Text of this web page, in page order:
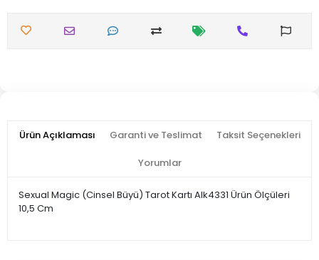
Ürün Açıklaması Garanti ve Teslimat Taksit Seçenekleri
Yorumlar
Sexual Magic (Cinsel Büyü) Tarot Kartı Alk4331 Ürün Ölçüleri
10,5 Cm